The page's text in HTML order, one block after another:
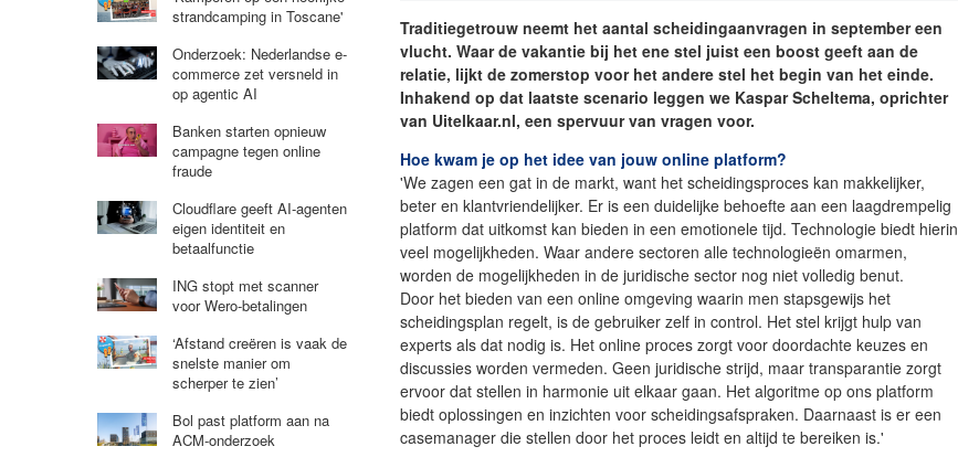
Traditiegetrouw neemt het aantal scheidingaanvragen in september een
vlucht. Waar de vakantie bij het ene stel juist een boost geeft aan de
relatie, lijkt de zomerstop voor het andere stel het begin van het einde.
Inhakend op dat laatste scenario leggen we Kaspar Scheltema, oprichter
van Uitelkaar.nl, een spervuur van vragen voor.
Hoe kwam je op het idee van jouw online platform?
'We zagen een gat in de markt, want het scheidingsproces kan makkelijker,
beter en klantvriendelijker. Er is een duidelijke behoefte aan een laagdrempelig
platform dat uitkomst kan bieden in een emotionele tijd. Technologie biedt hierin
veel mogelijkheden. Waar andere sectoren alle technologieën omarmen,
worden de mogelijkheden in de juridische sector nog niet volledig benut.
Door het bieden van een online omgeving waarin men stapsgewijs het
scheidingsplan regelt, is de gebruiker zelf in control. Het stel krijgt hulp van
experts als dat nodig is. Het online proces zorgt voor doordachte keuzes en
discussies worden vermeden. Geen juridische strijd, maar transparantie zorgt
ervoor dat stellen in harmonie uit elkaar gaan. Het algoritme op ons platform
biedt oplossingen en inzichten voor scheidingsafspraken. Daarnaast is er een
casemanager die stellen door het proces leidt en altijd te bereiken is.'
strandcamping in Toscane'
Onderzoek: Nederlandse e-
commerce zet versneld in
op agentic AI
Banken starten opnieuw
campagne tegen online
fraude
Cloudflare geeft AI-agenten
eigen identiteit en
betaalfunctie
ING stopt met scanner
voor Wero-betalingen
‘Afstand creëren is vaak de
snelste manier om
scherper te zien’
Bol past platform aan na
ACM-onderzoek